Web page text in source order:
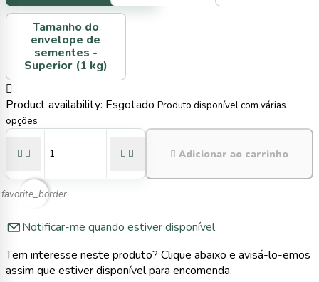
Tamanho do
envelope de
sementes -
Superior (1 kg)

Product availability: Esgotado Produto disponível com várias
opções
     Adicionar ao carrinho
favorite_border
Notificar-me quando estiver disponível
Tem interesse neste produto? Clique abaixo e avisá-lo-emos
assim que estiver disponível para encomenda.